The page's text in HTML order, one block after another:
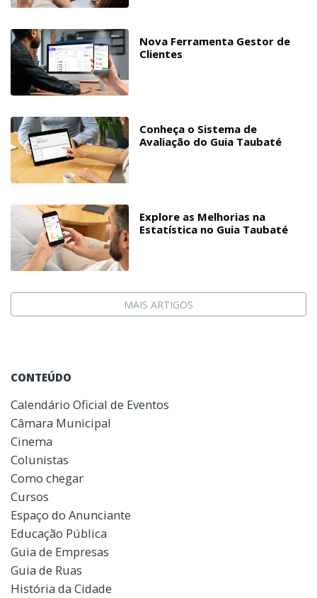
Nova Ferramenta Gestor de
Clientes
Conheça o Sistema de
Avaliação do Guia Taubaté
Explore as Melhorias na
Estatística no Guia Taubaté
MAIS ARTIGOS
CONTEÚDO
Calendário Oficial de Eventos
Câmara Municipal
Cinema
Colunistas
Como chegar
Cursos
Espaço do Anunciante
Educação Pública
Guia de Empresas
Guia de Ruas
História da Cidade